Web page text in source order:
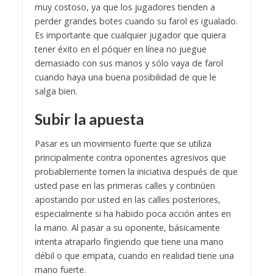
muy costoso, ya que los jugadores tienden a
perder grandes botes cuando su farol es igualado.
Es importante que cualquier jugador que quiera
tener éxito en el póquer en línea no juegue
demasiado con sus manos y sólo vaya de farol
cuando haya una buena posibilidad de que le
salga bien.
Subir la apuesta
Pasar es un movimiento fuerte que se utiliza
principalmente contra oponentes agresivos que
probablemente tomen la iniciativa después de que
usted pase en las primeras calles y continúen
apostando por usted en las calles posteriores,
especialmente si ha habido poca acción antes en
la mano. Al pasar a su oponente, básicamente
intenta atraparlo fingiendo que tiene una mano
débil o que empata, cuando en realidad tiene una
mano fuerte.